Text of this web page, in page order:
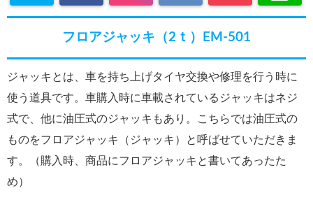
フロアジャッキ（2ｔ）EM-501
ジャッキとは、車を持ち上げタイヤ交換や修理を行う時に
使う道具です。車購入時に車載されているジャッキはネジ
式で、他に油圧式のジャッキもあり。こちらでは油圧式の
ものをフロアジャッキ（ジャッキ）と呼ばせていただきま
す。（購入時、商品にフロアジャッキと書いてあったた
め）